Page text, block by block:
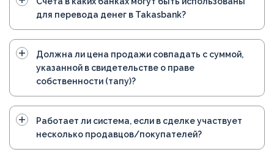
для перевода денег в Takasbank?
Должна ли цена продажи совпадать с суммой,
указанной в свидетельстве о праве
собственности (тапу)?
Работает ли система, если в сделке участвует
несколько продавцов/покупателей?